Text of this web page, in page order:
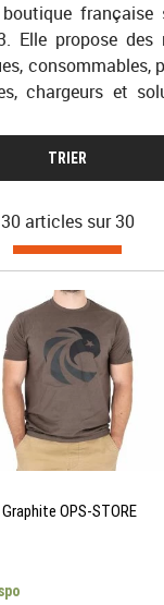
française
Elle propose des
consommables,
chargeurs et
comme
ancrage
ce soit pour
partie CQB,
vial’atelier
TRIER
30 articles sur 30
OPS-STORE